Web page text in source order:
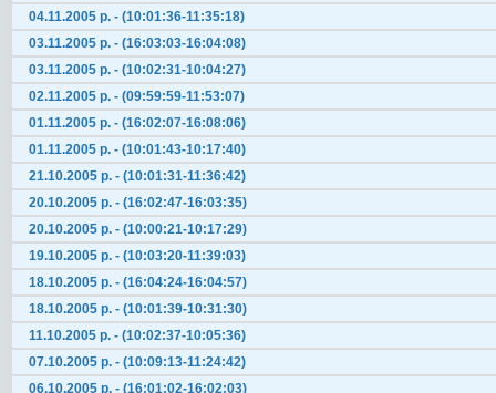
04.11.2005 р. - (10:01:36-11:35:18)
03.11.2005 р. - (16:03:03-16:04:08)
03.11.2005 р. - (10:02:31-10:04:27)
02.11.2005 р. - (09:59:59-11:53:07)
01.11.2005 р. - (16:02:07-16:08:06)
01.11.2005 р. - (10:01:43-10:17:40)
21.10.2005 р. - (10:01:31-11:36:42)
20.10.2005 р. - (16:02:47-16:03:35)
20.10.2005 р. - (10:00:21-10:17:29)
19.10.2005 р. - (10:03:20-11:39:03)
18.10.2005 р. - (16:04:24-16:04:57)
18.10.2005 р. - (10:01:39-10:31:30)
11.10.2005 р. - (10:02:37-10:05:36)
07.10.2005 р. - (10:09:13-11:24:42)
06.10.2005 р. - (16:01:02-16:02:03)